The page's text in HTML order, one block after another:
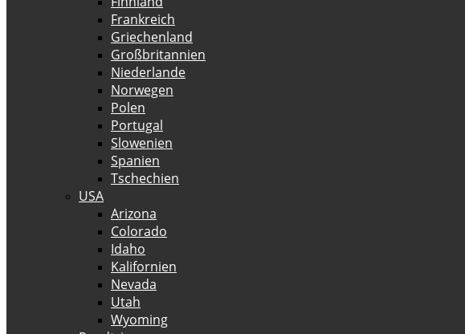
Frankreich
Griechenland
Großbritannien
Niederlande
Norwegen
Polen
Portugal
Slowenien
Spanien
Tschechien
USA
Arizona
Colorado
Idaho
Kalifornien
Nevada
Utah
Wyoming